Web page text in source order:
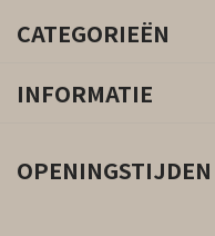
CATEGORIEËN
INFORMATIE
OPENINGSTIJDEN